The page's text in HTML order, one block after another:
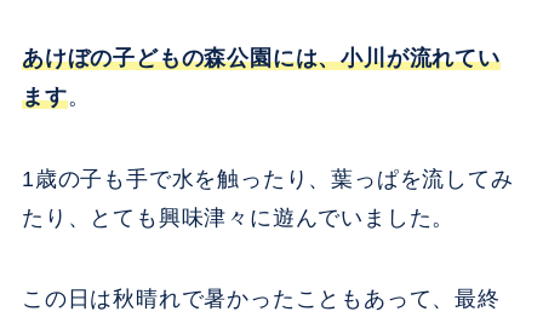
あけぼの子どもの森公園には、小川が流れてい
ます。
1歳の子も手で水を触ったり、葉っぱを流してみ
たり、とても興味津々に遊んでいました。
この日は秋晴れで暑かったこともあって、最終